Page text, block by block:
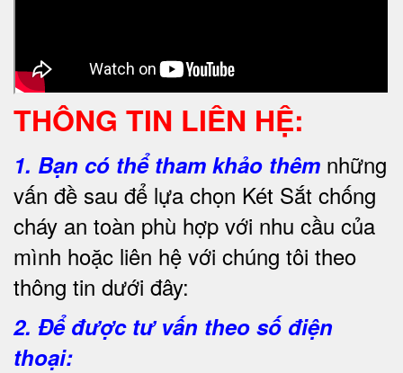
THÔNG TIN LIÊN HỆ:
1. Bạn có thể tham khảo thêm những
vấn đề sau để lựa chọn Két Sắt chống
cháy an toàn phù hợp với nhu cầu của
mình hoặc liên hệ với chúng tôi theo
thông tin dưới đây:
2. Để được tư vấn theo số điện
thoại: